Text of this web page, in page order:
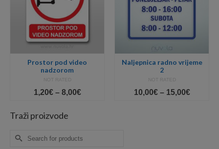
Prostor pod video
nadzorom
NOT RATED
1,20€ – 8,00€Price
Naljepnica radno vrijeme
2
NOT RATED
10,00€ – 15,00€Price
Traži proizvode
Search